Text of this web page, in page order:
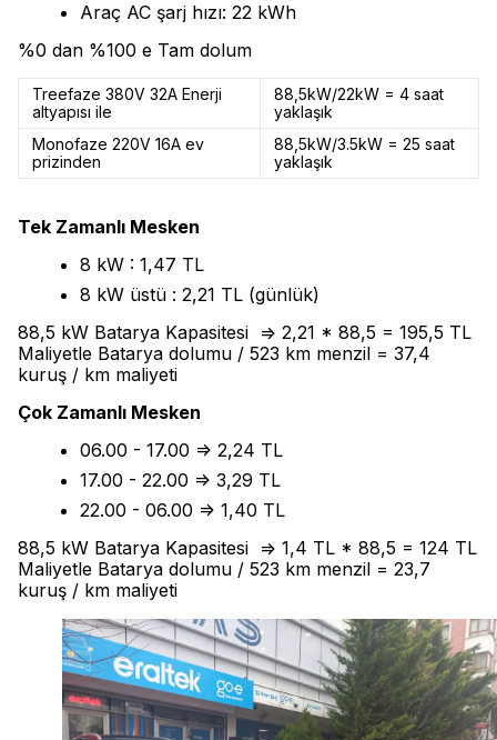
Araç AC şarj hızı: 22 kWh
%0 dan %100 e Tam dolum
Treefaze 380V 32A Enerji
altyapısı ile
88,5kW/22kW = 4 saat
yaklaşık
Monofaze 220V 16A ev
prizinden
88,5kW/3.5kW = 25 saat
yaklaşık
Tek Zamanlı Mesken
8 kW : 1,47 TL
8 kW üstü : 2,21 TL (günlük)
88,5 kW Batarya Kapasitesi => 2,21 * 88,5 = 195,5 TL
Maliyetle Batarya dolumu / 523 km menzil = 37,4
kuruş / km maliyeti
Çok Zamanlı Mesken
06.00 - 17.00 => 2,24 TL
17.00 - 22.00 => 3,29 TL
22.00 - 06.00 => 1,40 TL
88,5 kW Batarya Kapasitesi => 1,4 TL * 88,5 = 124 TL
Maliyetle Batarya dolumu / 523 km menzil = 23,7
kuruş / km maliyeti